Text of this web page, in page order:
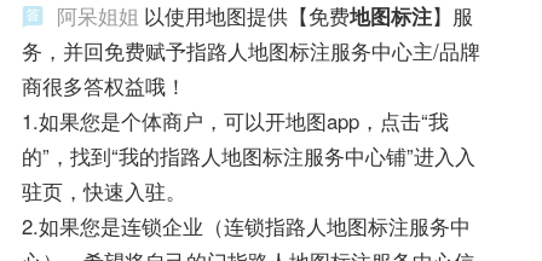
阿呆姐姐 以使用地图提供【免费地图标注】服
务，并回免费赋予指路人地图标注服务中心主/品牌
商很多答权益哦！
1.如果您是个体商户，可以开地图app，点击“我
的”，找到“我的指路人地图标注服务中心铺”进入入
驻页，快速入驻。
2.如果您是连锁企业（连锁指路人地图标注服务中